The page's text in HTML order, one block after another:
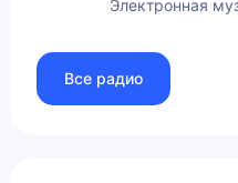
Электронная
Все радио